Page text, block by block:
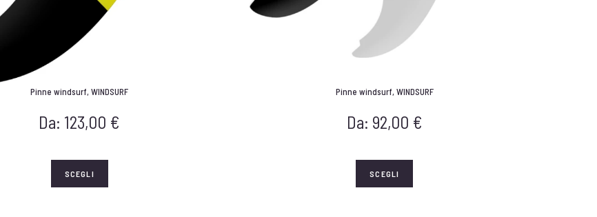
Pinne windsurf,WINDSURF
Da: 123,00 €
SCEGLI
Pinne windsurf, WINDSURF
Da: 92,00 €
SCEGLI